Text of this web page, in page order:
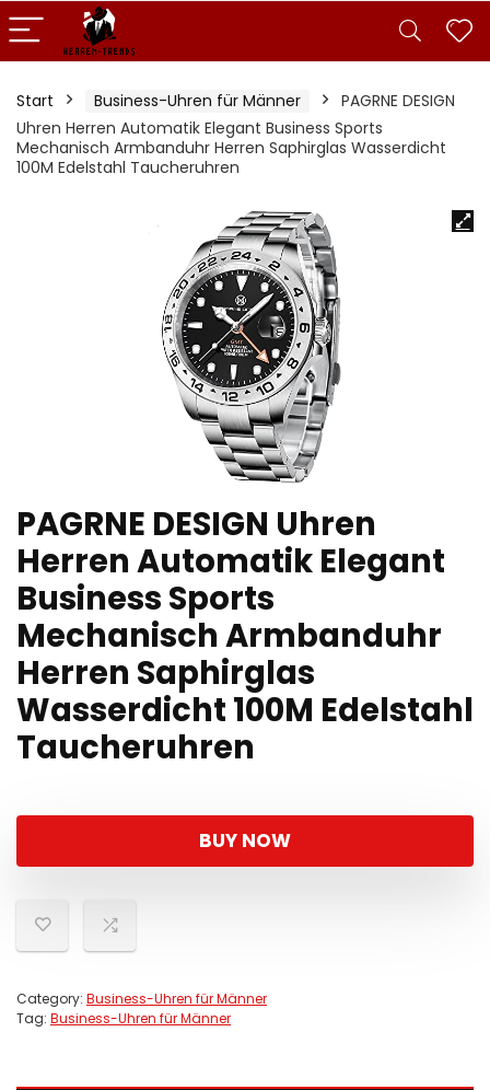
Start Business-Uhren für Männer
PAGRNE DESIGN
Uhren Herren Automatik Elegant Business Sports
Mechanisch Armbanduhr Herren Saphirglas Wasserdicht
100M Edelstahl Taucheruhren
PAGRNE DESIGN Uhren
Herren Automatik Elegant
Business Sports
Mechanisch Armbanduhr
Herren Saphirglas
Wasserdicht 100M Edelstahl
Taucheruhren
BUY NOW
Category: Business-Uhren für Männer
Tag: Business-Uhren für Männer